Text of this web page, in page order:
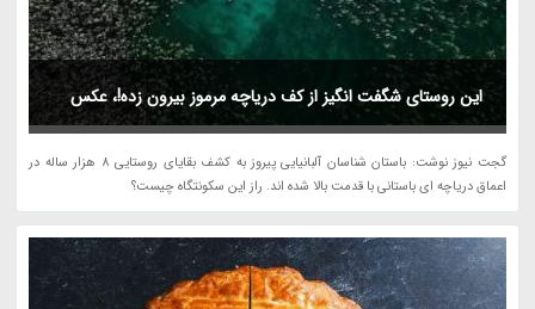
این روستای شگفت انگیز از کف دریاچه مرموز بیرون زده!، عکس
گجت نیوز نوشت: باستان شناسان آلبانیایی پیروز به کشف بقایای روستایی 8 هزار ساله در
اعماق دریاچه ای باستانی با قدمت بالا شده اند. راز این سکونتگاه چیست؟